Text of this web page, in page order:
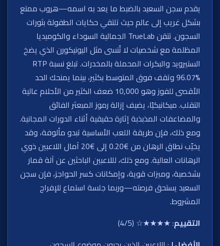
يقدم سجن السعيد بالضبط ما يعد به اسمه—هروب ممتع
بشكل غريب إلى عالم حيث تلتقي حكايات الطفولة بثورات
السجون. تتقن TrueLab الجمالية السوداء والكوميديا
المظلمة مع شخصيات لا تُنسى مثل اليونيكورن الذي يضخ
الستيرويد والبكرات المحملة بالمخدرات. تبلغ نسبة RTP
96.07% وتقف فوق المتوسط بكثير، بينما يمنحك الحد
الأقصى للفوز وهو 10,000 ضعف الكثير من الأحلام عالية
التقلب. ميكانيكيًا، يضيف إزالة رموز المبعثر الفائق
والمضاعفات المذبذبة إثارة حقيقية أثناء الدورات المجانية.
ومع ذلك، فإن طريقة اللعب الأساسية تبدو مألوفة، وقد
يخيّب نطاق الرهان من €0.20 إلى €20 آمال اللاعبين ذوي
الرهانات العالية. ومع ذلك، لللاعبين الباحثين عن آلة قمار
بشخصية، وميزات قوية، وإمكانات كسر الحواجز، فإن سجن
السعيد يستحق فرصته—وربما جلسة استماع للإفراج
المشروط.
التقييم: ★★★★☆ (4/5)